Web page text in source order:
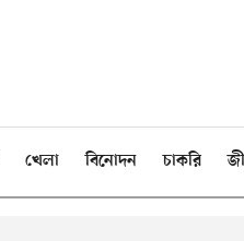
খেলা বিনোদন চাকরি